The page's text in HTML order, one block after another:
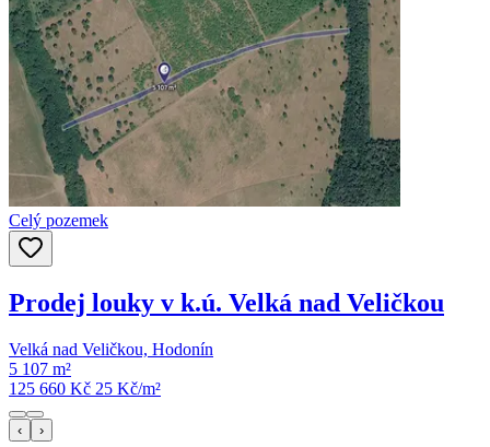
Celý pozemek
Prodej louky v k.ú. Velká nad Veličkou
Velká nad Veličkou, Hodonín
5 107 m²
125 660 Kč 25 Kč/m²
‹ ›